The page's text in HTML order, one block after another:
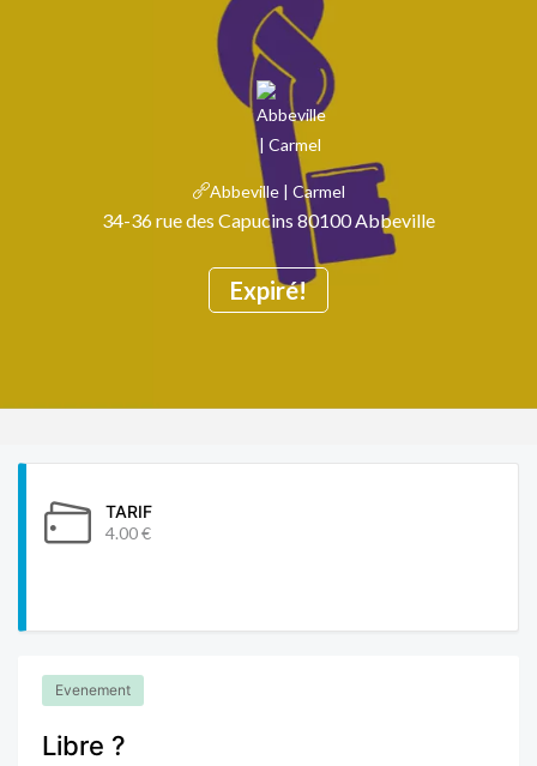
Expiré!
Abbeville | Carmel
34-36 rue des Capucins 80100 Abbeville
TARIF
4.00 €
Evenement
Libre ?